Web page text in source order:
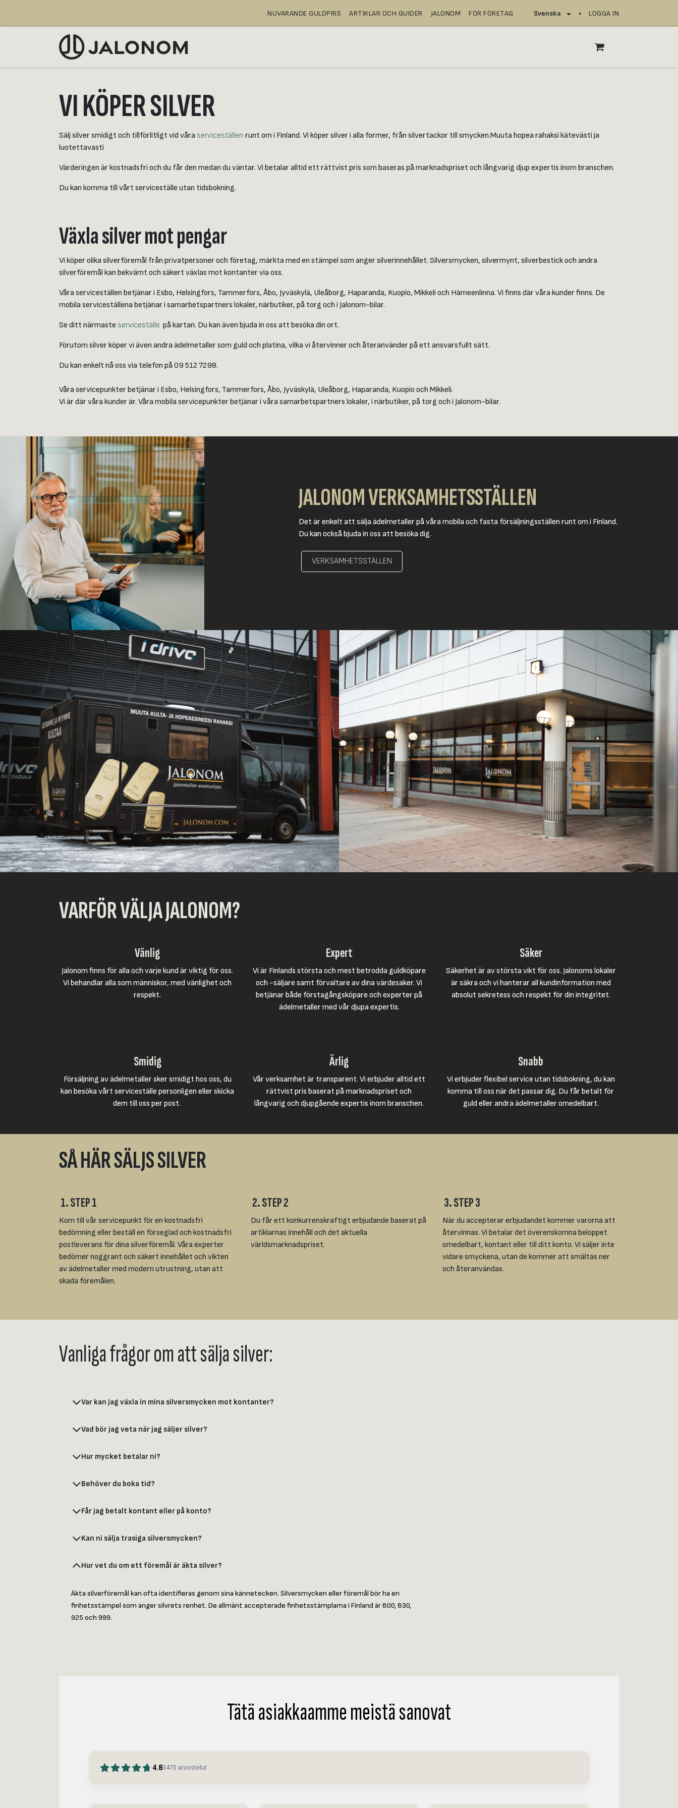
NUVARANDE GULDPRIS ARTIKLAR OCH GUIDER JALONOM FÖR FÖRETAG Svenska LOGGA IN
VI KÖPER SILVER
Sälj silver smidigt och tillförlitligt vid våra serviceställen runt om i Finland. Vi köper silver i alla former, från silvertackor till smycken.Muuta hopea rahaksi kätevästi ja
luotettavasti
Värderingen är kostnadsfri och du får den medan du väntar. Vi betalar alltid ett rättvist pris som baseras på marknadspriset och långvarig djup expertis inom branschen.
Du kan komma till vårt serviceställe utan tidsbokning.
Växla silver mot pengar
Vi köper olika silverföremål från privatpersoner och företag, märkta med en stämpel som anger silverinnehållet. Silversmycken, silvermynt, silverbestick och andra
silverföremål kan bekvämt och säkert växlas mot kontanter via oss.
Våra serviceställen betjänar i Esbo, Helsingfors, Tammerfors, Åbo, Jyväskylä, Uleåborg, Haparanda, Kuopio, Mikkeli och Hämeenlinna. Vi finns där våra kunder finns. De
mobila serviceställena betjänar i samarbetspartners lokaler, närbutiker, på torg och i Jalonom-bilar.
Se ditt närmaste serviceställe på kartan. Du kan även bjuda in oss att besöka din ort.
Förutom silver köper vi även andra ädelmetaller som guld och platina, vilka vi återvinner och återanvänder på ett ansvarsfullt sätt.
Du kan enkelt nå oss via telefon på 09 512 7298.
Våra servicepunkter betjänar i Esbo, Helsingfors, Tammerfors, Åbo, Jyväskylä, Uleåborg, Haparanda, Kuopio och Mikkeli.
Vi är där våra kunder är. Våra mobila servicepunkter betjänar i våra samarbetspartners lokaler, i närbutiker, på torg och i Jalonom-bilar.
JALONOM VERKSAMHETSSTÄLLEN
Det är enkelt att sälja ädelmetaller på våra mobila och fasta försäljningsställen runt om i Finland.
Du kan också bjuda in oss att besöka dig.
VERKSAMHETSSTÄLLEN
VARFÖR VÄLJA JALONOM?
Vänlig
Jalonom finns för alla och varje kund är viktig för oss.
Vi behandlar alla som människor, med vänlighet och
respekt.
Expert
Vi är Finlands största och mest betrodda guldköpare
och -säljare samt förvaltare av dina värdesaker. Vi
betjänar både förstagångsköpare och experter på
ädelmetaller med vår djupa expertis.
Säker
Säkerhet är av största vikt för oss. Jalonoms lokaler
är säkra och vi hanterar all kundinformation med
absolut sekretess och respekt för din integritet.
Smidig
Försäljning av ädelmetaller sker smidigt hos oss, du
kan besöka vårt serviceställe personligen eller skicka
dem till oss per post.
Ärlig
Vår verksamhet är transparent. Vi erbjuder alltid ett
rättvist pris baserat på marknadspriset och
långvarig och djupgående expertis inom branschen.
Snabb
Vi erbjuder flexibel service utan tidsbokning, du kan
komma till oss när det passar dig. Du får betalt för
guld eller andra ädelmetaller omedelbart.​
SÅ HÄR SÄLJS SILVER
1. STEP 1
Kom till vår servicepunkt för en kostnadsfri
bedömning eller beställ en förseglad och kostnadsfri
postleverans för dina silverföremål. Våra experter
bedömer noggrant och säkert innehållet och vikten
av ädelmetaller med modern utrustning, utan att
skada föremålen.
2. STEP 2
Du får ett konkurrenskraftigt erbjudande baserat på
artiklarnas innehåll och det aktuella
världsmarknadspriset.
3. STEP 3
När du accepterar erbjudandet kommer varorna att
återvinnas. Vi betalar det överenskomna beloppet
omedelbart, kontant eller till ditt konto. Vi säljer inte
vidare smyckena, utan de kommer att smältas ner
och återanvändas.
Vanliga frågor om att sälja silver:
Var kan jag växla in mina silversmycken mot kontanter?
Vad bör jag veta när jag säljer silver?
Hur mycket betalar ni?
Behöver du boka tid?
Får jag betalt kontant eller på konto?
Kan ni sälja trasiga silversmycken?
Hur vet du om ett föremål är äkta silver?
Äkta silverföremål kan ofta identifieras genom sina kännetecken. Silversmycken eller föremål bör ha en
finhetsstämpel som anger silvrets renhet. De allmänt accepterade finhetsstämplarna i Finland är 800, 830,
925 och 999.
Tätä asiakkaamme meistä sanovat
4.83475 arvostelut